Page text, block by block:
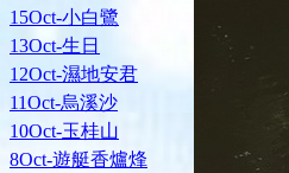
15Oct-小白鷺
13Oct-生日
12Oct-濕地安君
11Oct-烏溪沙
10Oct-玉桂山
8Oct-遊艇香爐烽